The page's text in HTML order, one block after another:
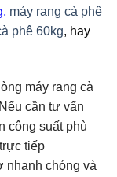
, máy rang cà phê
phê 60kg, hay
máy rang cà
cần tư vấn
công suất phù
tiếp
nhanh chóng và